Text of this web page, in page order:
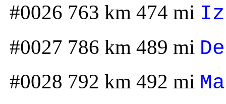
#0026 763 km 474 mi
#0027 786 km 489 mi
#0028 792 km 492 mi